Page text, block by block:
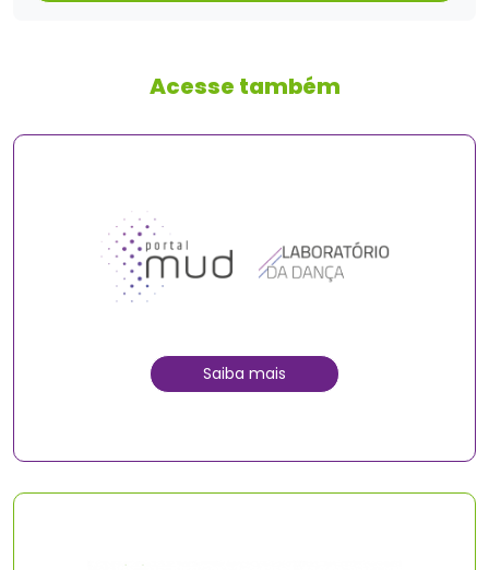
Acesse também
Saiba mais